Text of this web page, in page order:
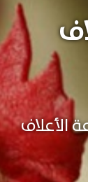
فى صناعة